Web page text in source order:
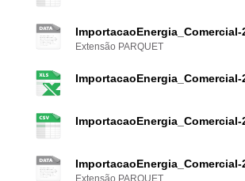
ImportacaoEnergia_Comercial-
Extensão PARQUET
ImportacaoEnergia_Comercial-
ImportacaoEnergia_Comercial-
ImportacaoEnergia_Comercial-
Extensão PARQUET